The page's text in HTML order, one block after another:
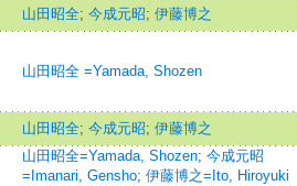
山田昭全; 今成元昭; 伊藤博之
山田昭全 =Yamada, Shozen
山田昭全; 今成元昭; 伊藤博之
山田昭全=Yamada, Shozen; 今成元昭
=Imanari, Gensho; 伊藤博之=Ito, Hiroyuki